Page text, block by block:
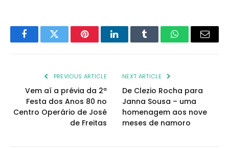
FacebookTwitter PinterestLinkedInTumblr WhatsAppEmail
PREVIOUS ARTICLE
Vem aí a prévia da 2ª
Festa dos Anos 80 no
Centro Operário de José
de Freitas
NEXT ARTICLE
De Clezio Rocha para
Janna Sousa – uma
homenagem aos nove
meses de namoro